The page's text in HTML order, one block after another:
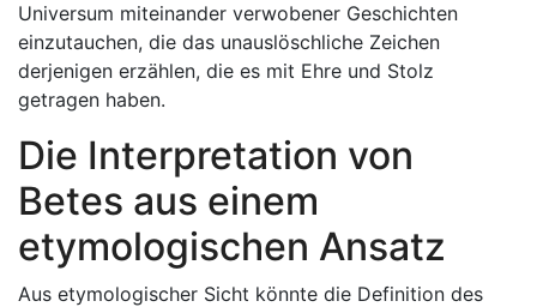
Universum miteinander verwobener Geschichten
einzutauchen, die das unauslöschliche Zeichen
derjenigen erzählen, die es mit Ehre und Stolz
getragen haben.
Die Interpretation von
Betes aus einem
etymologischen Ansatz
Aus etymologischer Sicht könnte die Definition des